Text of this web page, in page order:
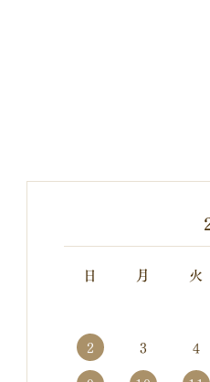
日 月 火
2
3 4